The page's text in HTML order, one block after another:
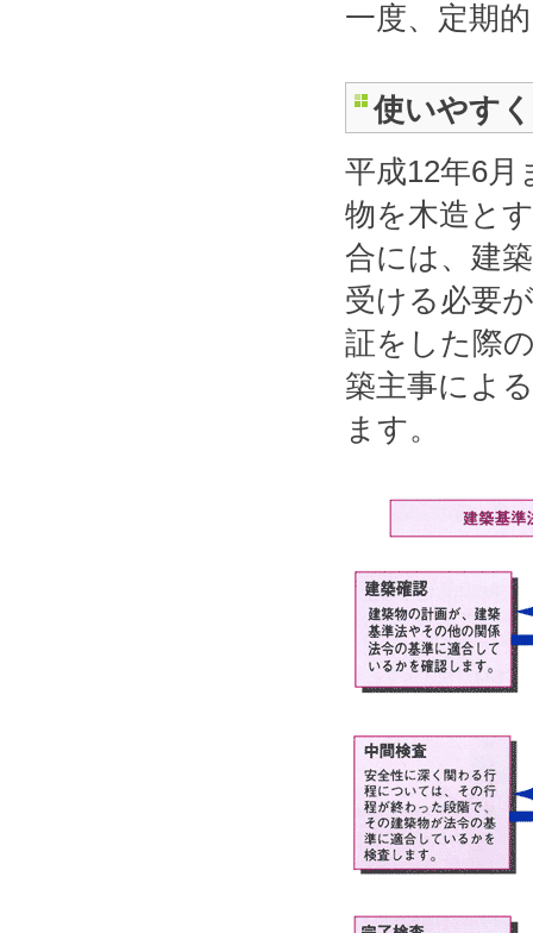
一度、定期
使いやす
平成12年6
物を木造と
合には、建
受ける必要
証をした際
築主事によ
ます。